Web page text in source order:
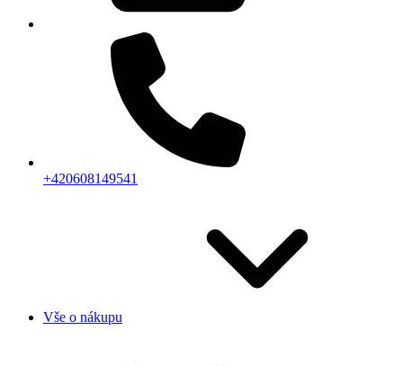
+420608149541
Vše o nákupu